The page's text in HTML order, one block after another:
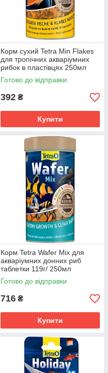
Корм сухий Tetra Min Flakes
для тропічних акваріумних
рибок в пластівцях 250мл
Готово до відправки
392 ₴
Купити
Корм Tetra Wafer Mix для
акваріумних донних риб
таблетки 119г/ 250мл
Готово до відправки
716 ₴
Купити